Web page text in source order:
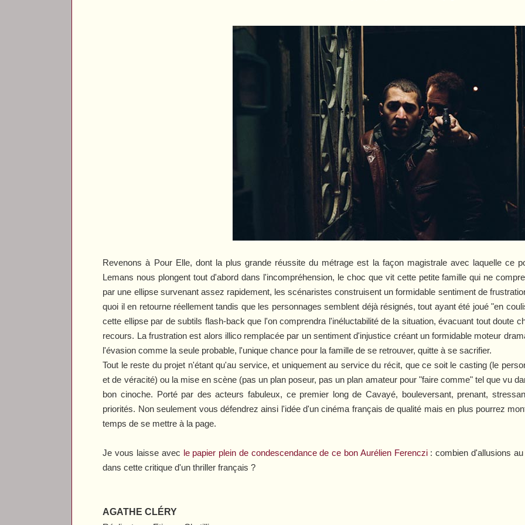
Revenons à Pour Elle, dont la plus grande réussite du métrage est la façon magistrale avec laquelle ce
Lemans nous plongent tout d'abord dans l'incompréhension, le choc que vit cette petite famille qui ne
par une ellipse survenant assez rapidement, les scénaristes construisent un formidable sentiment de
quoi il en retourne réellement tandis que les personnages semblent déjà résignés, tout ayant été joué "en
cette ellipse par de subtils flash-back que l'on comprendra l'inéluctabilité de la situation, évacuant tout doute
recours. La frustration est alors illico remplacée par un sentiment d'injustice créant un formidable moteur
l'évasion comme la seule probable, l'unique chance pour la famille de se retrouver, quitte à se sacrifier.
Tout le reste du projet n'étant qu'au service, et uniquement au service du récit, que ce soit le casting (le
et de véracité) ou la mise en scène (pas un plan poseur, pas un plan amateur pour "faire comme" tel que vu
bon cinoche. Porté par des acteurs fabuleux, ce premier long de Cavayé, bouleversant, prenant,
priorités. Non seulement vous défendrez ainsi l'idée d'un cinéma français de qualité mais en plus pourrez
temps de se mettre à la page.
Je vous laisse avec le papier plein de condescendance de ce bon Aurélien Ferenczi: combien d'allusions
dans cette critique d'un thriller français ?
AGATHE CLÉRY